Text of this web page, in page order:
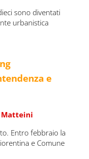
sono diventati
urbanistica
e
Matteini
Entro febbraio la
e Comune